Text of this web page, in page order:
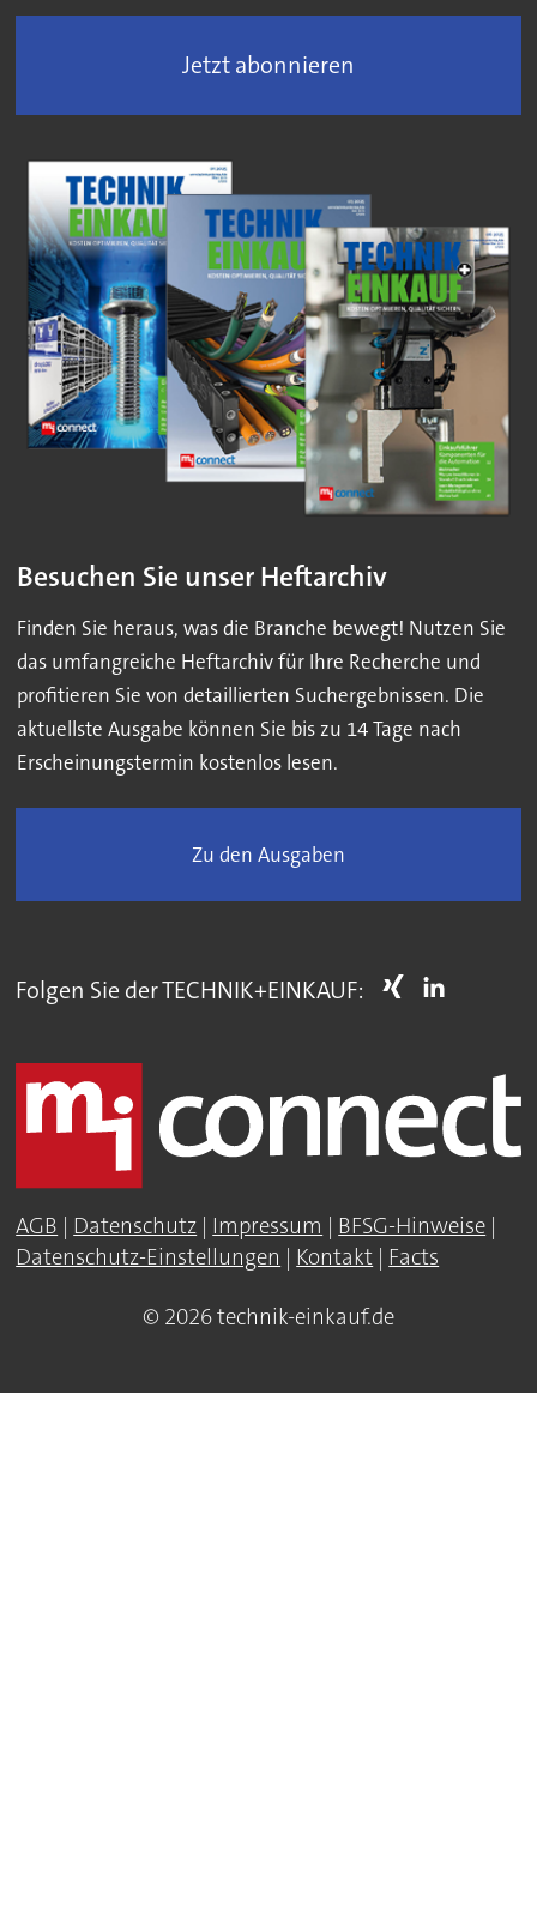
Jetzt abonnieren
Besuchen Sie unser Heftarchiv
Finden Sie heraus, was die Branche bewegt! Nutzen Sie
das umfangreiche Heftarchiv für Ihre Recherche und
profitieren Sie von detaillierten Suchergebnissen. Die
aktuellste Ausgabe können Sie bis zu 14 Tage nach
Erscheinungstermin kostenlos lesen.
Zu den Ausgaben
Folgen Sie der TECHNIK+EINKAUF:
AGB | Datenschutz | Impressum | BFSG-Hinweise |
Datenschutz-Einstellungen | Kontakt | Facts
© 2026 technik-einkauf.de